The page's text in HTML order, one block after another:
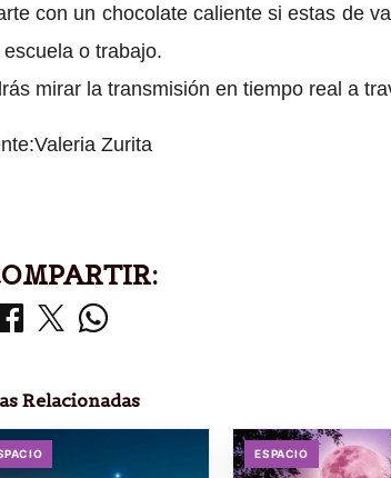
con un chocolate caliente si estas de
o trabajo.
mirar la transmisión en tiempo real a
Zurita
Relacionadas
ESPACIO